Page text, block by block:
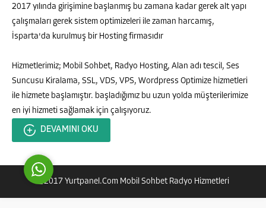
2017 yılında girişimine başlanmış bu zamana kadar gerek alt yapı
çalışmaları gerek sistem optimizeleri ile zaman harcamış,
İsparta'da kurulmuş bir Hosting firmasıdır
Hizmetlerimiz; Mobil Sohbet, Radyo Hosting, Alan adı tescil, Ses
Suncusu Kiralama, SSL, VDS, VPS, Wordpress Optimize hizmetleri
ile hizmete başlamıştır. başladığımız bu uzun yolda müşterilerimize
en iyi hizmeti sağlamak için çalışıyoruz.
DEVAMINI OKU
@2017 Yurtpanel.Com Mobil Sohbet Radyo Hizmetleri
Tanju Bolat
Cevap Yaz